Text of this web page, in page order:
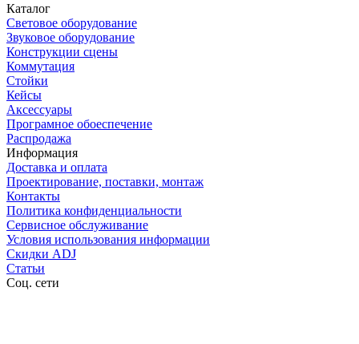
Каталог
Световое оборудование
Звуковое оборудование
Конструкции сцены
Коммутация
Стойки
Кейсы
Аксессуары
Програмное обоеспечение
Распродажа
Информация
Доставка и оплата
Проектирование, поставки, монтаж
Контакты
Политика конфиденциальности
Сервисное обслуживание
Условия использования информации
Скидки ADJ
Статьи
Соц. сети